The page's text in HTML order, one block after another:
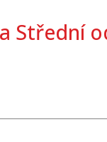
Střední